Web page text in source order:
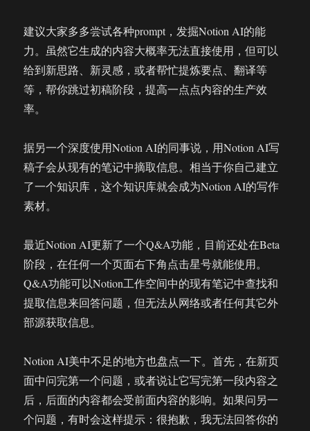
建议大家多多尝试各种prompt，发掘Notion AI的能
力。虽然它生成的内容大概率无法直接使用，但可以
给到新思路、新灵感，或者帮忙提炼要点、翻译等
等，帮你跳过初稿阶段，提高一点点内容的生产效
率。
据另一个深度使用Notion AI的同事说，用Notion AI写
稿子会从现有的笔记中摘取信息。相当于你自己建立
了一个知识库，这个知识库就会成为Notion AI的写作
素材。
最近Notion AI更新了一个Q&A功能，目前还处在Beta
阶段，在任何一个页面右下角点击星号就能使用。
Q&A功能可以Notion工作空间中的现有笔记中查找和
提取信息来回答问题，但无法从网络或者任何其它外
部源获取信息。
Notion AI美中不足的地方也盘点一下。首先，在新页
面中问完第一个问题，或者说让它写完第一段内容之
后，后面的内容都会受前面内容的影响。如果问另一
个问题，有时会这样提示：很抱歉，我无法回答你的